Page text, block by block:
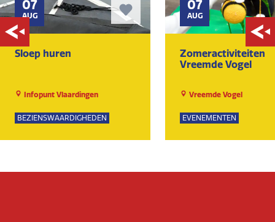
07
AUG
Sloep huren
Infopunt Vlaardingen
BEZIENSWAARDIGHEDEN
07
AUG
Zomeractiviteiten
Vreemde Vogel
Vreemde Vogel
EVENEMENTEN